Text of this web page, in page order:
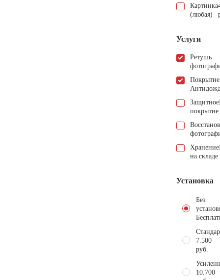
Картинка
(любая)
Услуги
Ретушь
Покрытие
Защитное
покрытие
Хранение
на складе
Установка
Без
7.500
руб.
10.700